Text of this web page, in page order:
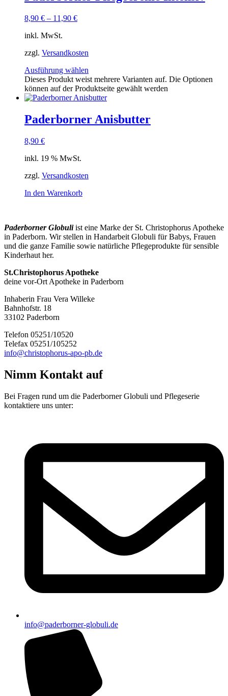
8,90 € – 11,90 €
inkl. MwSt.
zzgl. Versandkosten
Ausführung wählen
Dieses Produkt weist mehrere Varianten auf. Die Optionen
können auf der Produktseite gewählt werden
Paderborner Anisbutter
8,90 €
inkl. 19 % MwSt.
zzgl. Versandkosten
In den Warenkorb
Paderborner Globuliist eine Marke der St. Christophorus Apotheke
in Paderborn. Wir stellen in Handarbeit Globuli für Babys, Frauen
und die ganze Familie sowie natürliche Pflegeprodukte für sensible
Kinderhaut her.
St.Christophorus Apotheke
deine vor-Ort Apotheke in Paderborn
Inhaberin Frau Vera Willeke
Bahnhofstr. 18
33102 Paderborn
Telefon 05251/10520
Telefax 05251/105252
info@christophorus-apo-pb.de
Nimm Kontakt auf
Bei Fragen rund um die Paderborner Globuli und Pflegeserie
kontaktiere uns unter:
info@paderborner-globuli.de